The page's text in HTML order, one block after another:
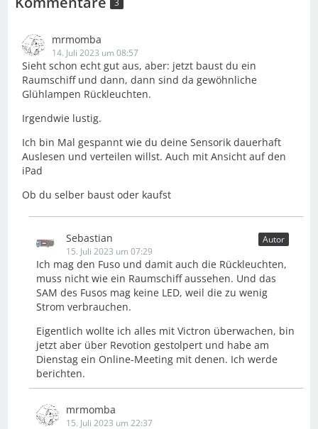
3
mrmomba
14. Juli 2023 um 08:57
Sieht schon echt gut aus, aber: jetzt baust du ein
Raumschiff und dann, dann sind da gewöhnliche
Glühlampen Rückleuchten.
Irgendwie lustig.
Ich bin Mal gespannt wie du deine Sensorik dauerhaft
Auslesen und verteilen willst. Auch mit Ansicht auf den
iPad
Ob du selber baust oder kaufst
Sebastian
15. Juli 2023 um 07:29
Autor
Ich mag den Fuso und damit auch die Rückleuchten,
muss nicht wie ein Raumschiff aussehen. Und das
SAM des Fusos mag keine LED, weil die zu wenig
Strom verbrauchen.
Eigentlich wollte ich alles mit Victron überwachen, bin
jetzt aber über Revotion gestolpert und habe am
Dienstag ein Online-Meeting mit denen. Ich werde
berichten.
mrmomba
15. Juli 2023 um 22:37